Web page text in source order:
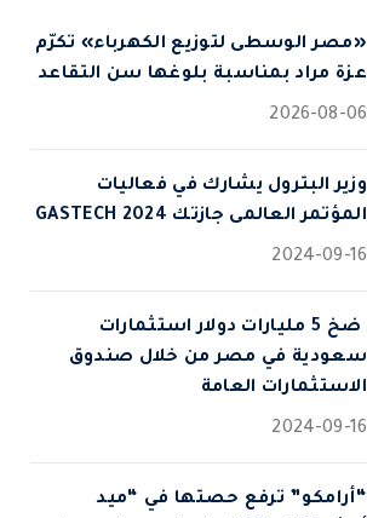
«مصر الوسطى لتوزيع الكهرباء» تكرّم
عزة مراد بمناسبة بلوغها سن التقاعد
2026-08-06
وزير البترول يشارك في فعاليات
المؤتمر العالمى جازتك 2024 GASTECH
2024-09-16
⁠ ضخ 5 مليارات دولار استثمارات
سعودية في مصر من خلال صندوق
الاستثمارات العامة
2024-09-16
“أرامكو” ترفع حصتها في “ميد